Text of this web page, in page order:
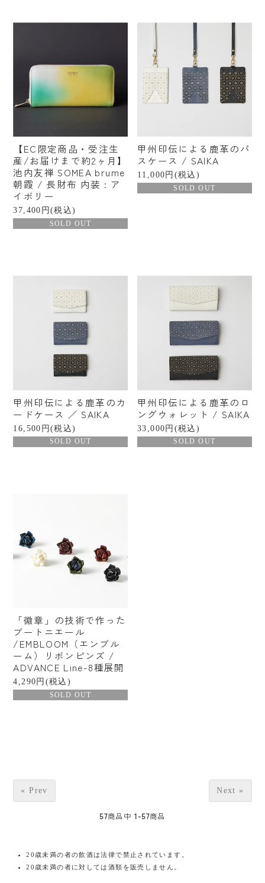
【EC限定商品・受注生
産/お届けまで約2ヶ月】
池内友禅 SOMEA brume
朝霞 / 長財布 内装 : ア
イボリー
37,400円(税込)
SOLD OUT
甲州印伝による鹿革のパ
スケース / SAIKA
11,000円(税込)
SOLD OUT
甲州印伝による鹿革のカ
ードケース ／ SAIKA
16,500円(税込)
SOLD OUT
甲州印伝による鹿革のロ
ングウォレット / SAIKA
33,000円(税込)
SOLD OUT
「徽章」の技術で作った
ブートニエール
/EMBLOOM（エンブル
ーム）リボンピンズ /
ADVANCE Line-8種展開
4,290円(税込)
SOLD OUT
« Prev Next »
57商品中 1-57商品
20歳未満の者の飲酒は法律で禁止されています。
20歳未満の者に対しては酒類を販売しません。